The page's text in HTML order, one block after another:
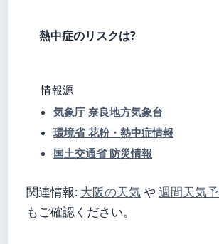
熱中症のリスクは?
情報源
気象庁 奈良地方気象台
環境省 花粉・熱中症情報
国土交通省 防災情報
関連情報: 大阪の天気や週間天気
もご確認ください。